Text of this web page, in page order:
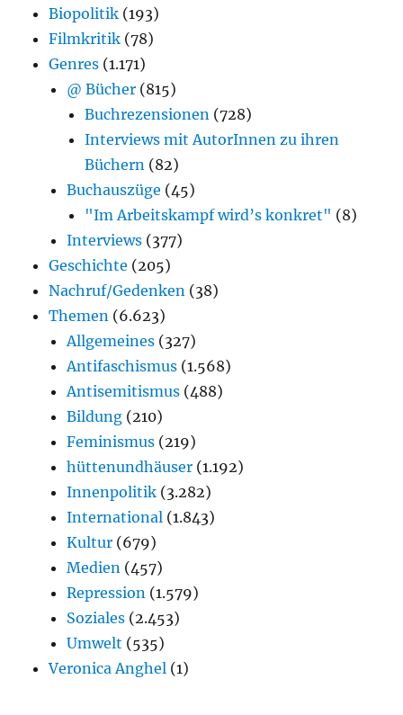
Biopolitik (193)
Filmkritik (78)
Genres (1.171)
@ Bücher (815)
Buchrezensionen (728)
Interviews mit AutorInnen zu ihren
Büchern (82)
Buchauszüge (45)
"Im Arbeitskampf wird’s konkret" (8)
Interviews (377)
Geschichte (205)
Nachruf/Gedenken (38)
Themen (6.623)
Allgemeines (327)
Antifaschismus (1.568)
Antisemitismus (488)
Bildung (210)
Feminismus (219)
hüttenundhäuser (1.192)
Innenpolitik (3.282)
International (1.843)
Kultur (679)
Medien (457)
Repression (1.579)
Soziales (2.453)
Umwelt (535)
Veronica Anghel (1)